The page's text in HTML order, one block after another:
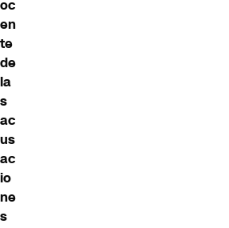
oc
en
te
de
la
s
ac
us
ac
io
ne
s